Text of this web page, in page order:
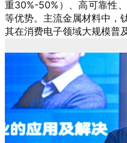
重30%-50%）、高可靠性
等优势。主流金属材料中，
其在消费电子领域大规模普及